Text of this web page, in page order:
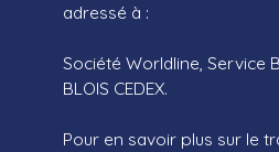
adressé à :
Société Worldline, Service
BLOIS CEDEX.
Pour en savoir plus sur le